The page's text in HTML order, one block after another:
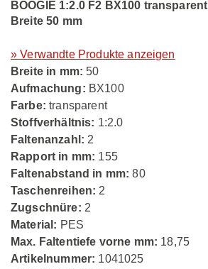
BOOGIE 1:2.0 F2 BX100 transparent
Breite 50 mm
» Verwandte Produkte anzeigen
Breite in mm: 50
Aufmachung: BX100
Farbe: transparent
Stoffverhältnis: 1:2.0
Faltenanzahl: 2
Rapport in mm: 155
Faltenabstand in mm: 80
Taschenreihen: 2
Zugschnüre: 2
Material: PES
Max. Faltentiefe vorne mm: 18,75
Artikelnummer: 1041025